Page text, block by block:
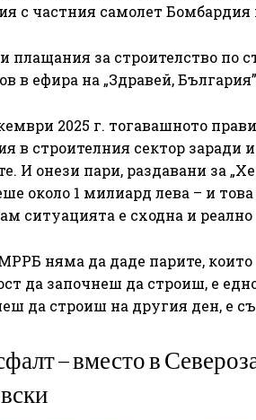
с частния самолет Бомбардия
за строителство по
ефира на „Здравей,
2025 г. тогавашното
в строителния сектор заради
И онези пари, раздавани за
около 1 милиард лева – и
ситуацията е сходна и
няма да даде парите, които
да започнеш да строиш, е
да строиш на другия ден, е
– вместо в